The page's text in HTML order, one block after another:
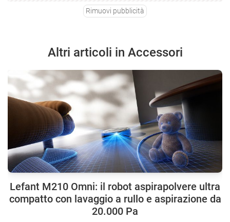
Rimuovi pubblicità
Altri articoli in Accessori
Lefant M210 Omni: il robot aspirapolvere ultra
compatto con lavaggio a rullo e aspirazione da
20.000 Pa